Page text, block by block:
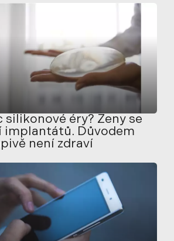
silikonové éry? Ženy se
implantátů. Důvodem
není zdraví